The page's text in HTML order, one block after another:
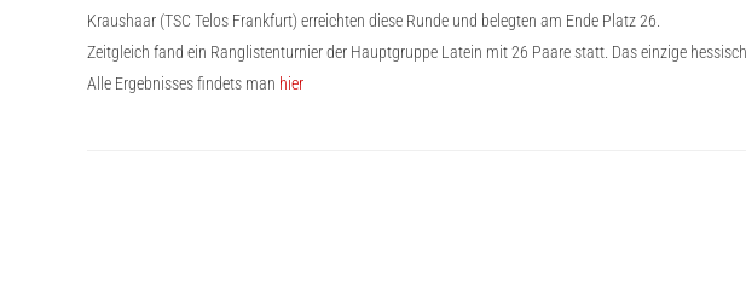
Kraushaar (TSC Telos Frankfurt) erreichten diese Runde und belegten am Ende Platz 26.
Zeitgleich fand ein Ranglistenturnier der Hauptgruppe Latein mit 26 Paare statt. Das einzige
Alle Ergebnisses findets man hier